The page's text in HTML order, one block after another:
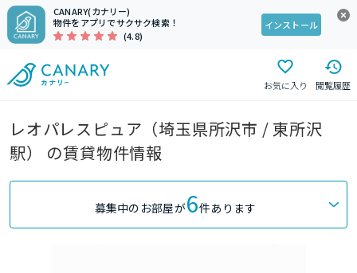
CANARY(カナリー)
物件をアプリでサクサク検索！
(4.8)
インストール
お気に入り 閲覧履歴
レオパレスピュア（埼玉県所沢市 / 東所沢
駅） の賃貸物件情報
募集中のお部屋が6件あります